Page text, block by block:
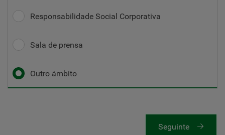
Responsabilidade Social Corporativa
Sala de prensa
Outro ámbito
Seguinte